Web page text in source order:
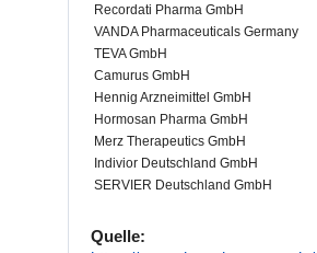
Recordati Pharma GmbH
VANDA Pharmaceuticals Germany
TEVA GmbH
Camurus GmbH
Hennig Arzneimittel GmbH
Hormosan Pharma GmbH
Merz Therapeutics GmbH
Indivior Deutschland GmbH
SERVIER Deutschland GmbH
Quelle: